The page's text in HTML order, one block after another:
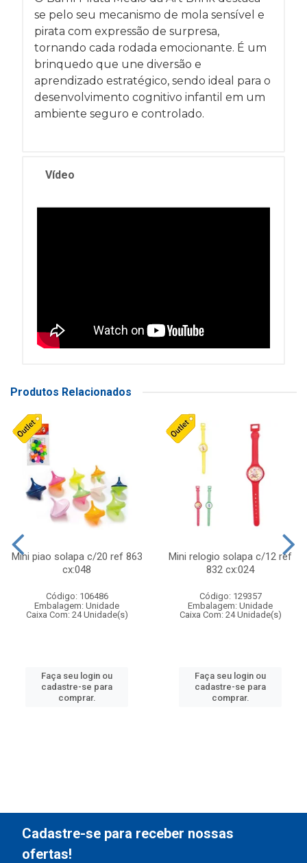
se pelo seu mecanismo de mola sensível e
pirata com expressão de surpresa,
tornando cada rodada emocionante. É um
brinquedo que une diversão e
aprendizado estratégico, sendo ideal para o
desenvolvimento cognitivo infantil em um
ambiente seguro e controlado.
Vídeo
Produtos Relacionados
Mini piao solapa c/20 ref 863
cx:048
Código: 106486
Embalagem: Unidade
Caixa Com: 24 Unidade(s)
Faça seu login ou
cadastre-se para
comprar.
Mini relogio solapa c/12 ref
832 cx:024
Código: 129357
Embalagem: Unidade
Caixa Com: 24 Unidade(s)
Faça seu login ou
cadastre-se para
comprar.
Cadastre-se para receber nossas
ofertas!